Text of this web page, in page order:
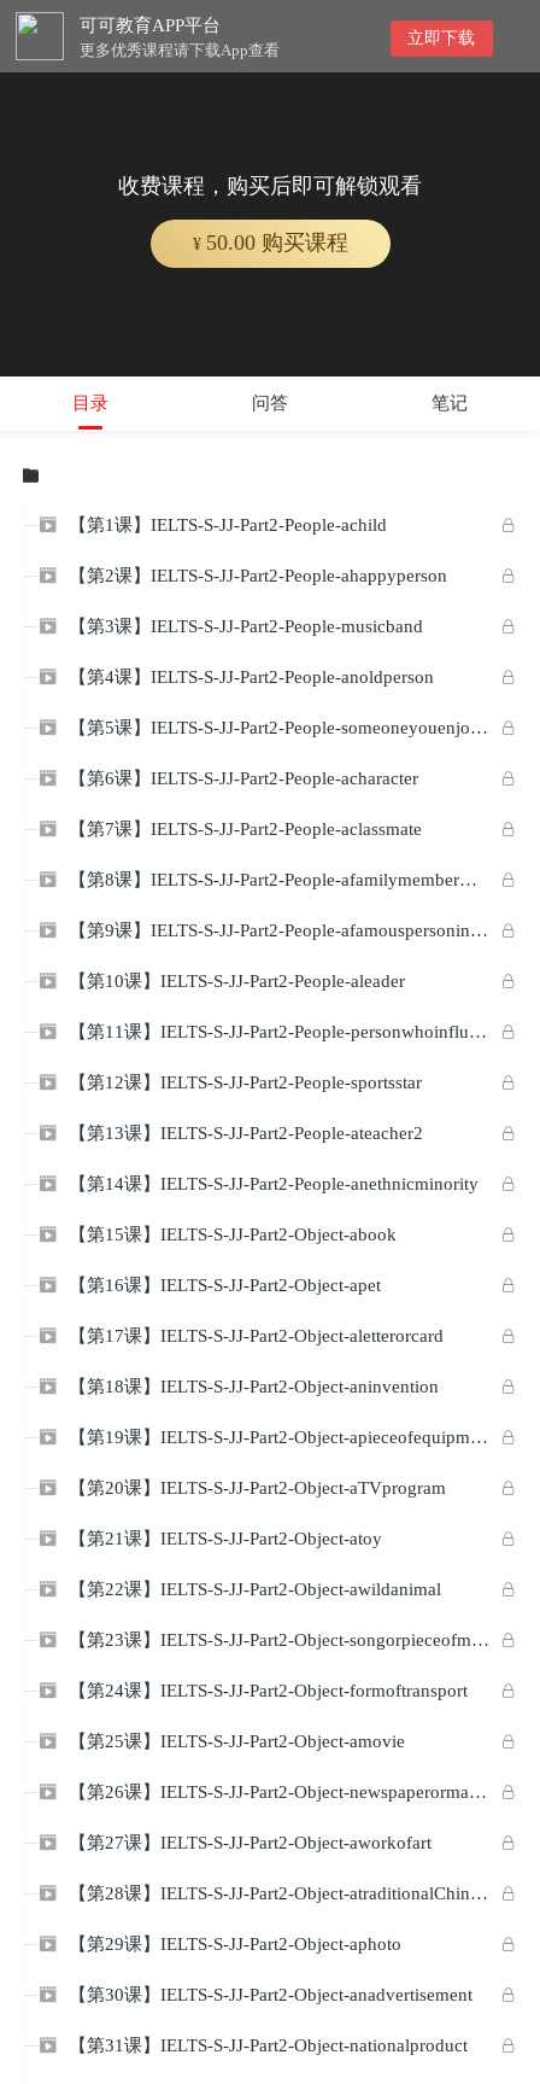
可可教育APP平台
更多优秀课程请下载App查看
立即下载
收费课程，购买后即可解锁观看
¥ 50.00 购买课程
目录 问答 笔记


 【第1课】IELTS-S-JJ-Part2-People-achild

 【第2课】IELTS-S-JJ-Part2-People-ahappyperson

 【第3课】IELTS-S-JJ-Part2-People-musicband

 【第4课】IELTS-S-JJ-Part2-People-anoldperson

 【第5课】IELTS-S-JJ-Part2-People-someoneyouenjoyworkingwith

 【第6课】IELTS-S-JJ-Part2-People-acharacter

 【第7课】IELTS-S-JJ-Part2-People-aclassmate

 【第8课】IELTS-S-JJ-Part2-People-afamilymemberwhopassedaway

 【第9课】IELTS-S-JJ-Part2-People-afamouspersoninhistoryyouwouldliketomeet

 【第10课】IELTS-S-JJ-Part2-People-aleader

 【第11课】IELTS-S-JJ-Part2-People-personwhoinfluencedyou

 【第12课】IELTS-S-JJ-Part2-People-sportsstar

 【第13课】IELTS-S-JJ-Part2-People-ateacher2

 【第14课】IELTS-S-JJ-Part2-People-anethnicminority

 【第15课】IELTS-S-JJ-Part2-Object-abook

 【第16课】IELTS-S-JJ-Part2-Object-apet

 【第17课】IELTS-S-JJ-Part2-Object-aletterorcard

 【第18课】IELTS-S-JJ-Part2-Object-aninvention

 【第19课】IELTS-S-JJ-Part2-Object-apieceofequipment

 【第20课】IELTS-S-JJ-Part2-Object-aTVprogram

 【第21课】IELTS-S-JJ-Part2-Object-atoy

 【第22课】IELTS-S-JJ-Part2-Object-awildanimal

 【第23课】IELTS-S-JJ-Part2-Object-songorpieceofmusic

 【第24课】IELTS-S-JJ-Part2-Object-formoftransport

 【第25课】IELTS-S-JJ-Part2-Object-amovie

 【第26课】IELTS-S-JJ-Part2-Object-newspaperormagazine

 【第27课】IELTS-S-JJ-Part2-Object-aworkofart

 【第28课】IELTS-S-JJ-Part2-Object-atraditionalChineseDress

 【第29课】IELTS-S-JJ-Part2-Object-aphoto

 【第30课】IELTS-S-JJ-Part2-Object-anadvertisement

 【第31课】IELTS-S-JJ-Part2-Object-nationalproduct